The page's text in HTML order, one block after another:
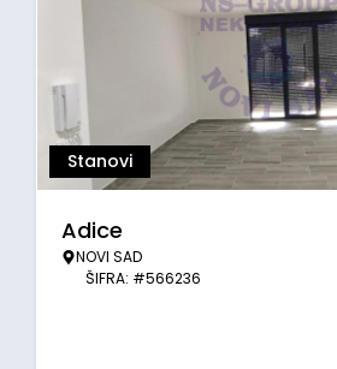
Stanovi
Adice
NOVI SAD
ŠIFRA: #566236